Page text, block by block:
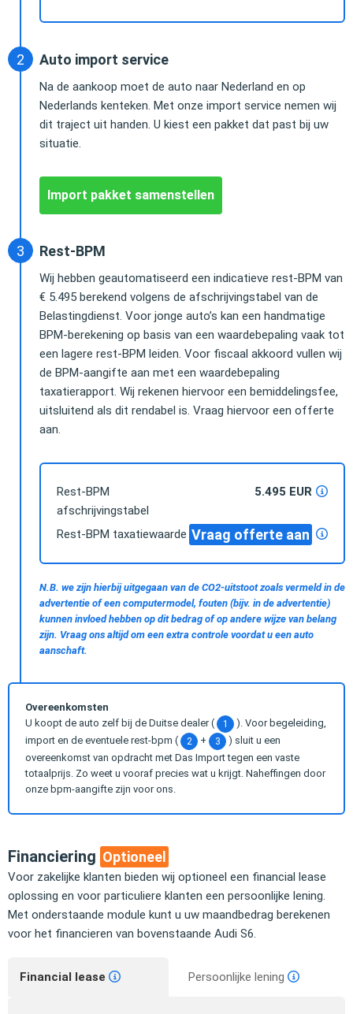
Auto import service
Na de aankoop moet de auto naar Nederland en op
Nederlands kenteken. Met onze import service nemen wij
dit traject uit handen. U kiest een pakket dat past bij uw
situatie.
Import pakket samenstellen
Rest-BPM
Wij hebben geautomatiseerd een indicatieve rest-BPM van
€ 5.495 berekend volgens de afschrijvingstabel van de
Belastingdienst. Voor jonge auto’s kan een handmatige
BPM-berekening op basis van een waardebepaling vaak tot
een lagere rest-BPM leiden. Voor fiscaal akkoord vullen wij
de BPM-aangifte aan met een waardebepaling
taxatierapport. Wij rekenen hiervoor een bemiddelingsfee,
uitsluitend als dit rendabel is. Vraag hiervoor een offerte
aan.
Rest-BPM
afschrijvingstabel
5.495 EUR
Rest-BPM taxatiewaarde Vraag offerte aan
N.B. we zijn hierbij uitgegaan van de CO2-uitstoot zoals vermeld in de
advertentie of een computermodel, fouten (bijv. in de advertentie)
kunnen invloed hebben op dit bedrag of op andere wijze van belang
zijn. Vraag ons altijd om een extra controle voordat u een auto
aanschaft.
Overeenkomsten
U koopt de auto zelf bij de Duitse dealer (
1
). Voor begeleiding,
import en de eventuele rest-bpm (
2 + 3
) sluit u een
overeenkomst van opdracht met Das Import tegen een vaste
totaalprijs. Zo weet u vooraf precies wat u krijgt. Naheffingen door
onze bpm-aangifte zijn voor ons.
Financiering Optioneel
Voor zakelijke klanten bieden wij optioneel een financial lease
oplossing en voor particuliere klanten een persoonlijke lening.
Met onderstaande module kunt u uw maandbedrag berekenen
voor het financieren van bovenstaande Audi S6.
Financial lease Persoonlijke lening